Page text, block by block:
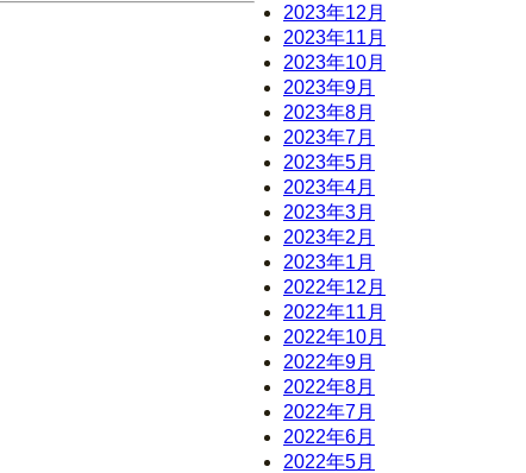
2023年12月
2023年11月
2023年10月
2023年9月
2023年8月
2023年7月
2023年5月
2023年4月
2023年3月
2023年2月
2023年1月
2022年12月
2022年11月
2022年10月
2022年9月
2022年8月
2022年7月
2022年6月
2022年5月